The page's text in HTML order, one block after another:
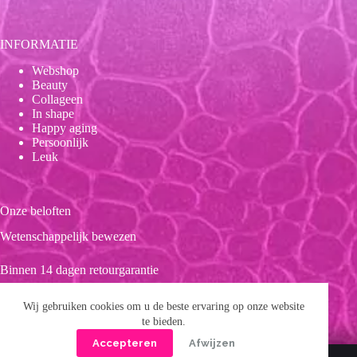
Wij gebruiken cookies om u de beste ervaring op onze website
te bieden.
Accepteren
Afwijzen
INFORMATIE
Webshop
Beauty
Collageen
In shape
Happy aging
Persoonlijk
Leuk
Onze beloften
Wetenschappelijk bewezen
Binnen 14 dagen retourgarantie
Duurzaam
Copyright © 2026 Forever 39 Privacybeleid